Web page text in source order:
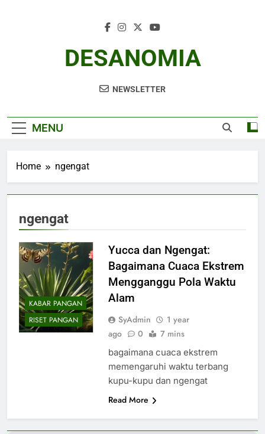
DESANOMIA
NEWSLETTER
MENU
Home ngengat
ngengat
KABAR PANGAN
RISET PANGAN
Yucca dan Ngengat:
Bagaimana Cuaca Ekstrem
Mengganggu Pola Waktu
Alam
SyAdmin
1 year
ago
0 7 mins
bagaimana cuaca ekstrem
memengaruhi waktu terbang
kupu-kupu dan ngengat
Read More